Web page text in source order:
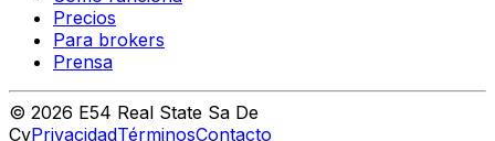
Precios
Para brokers
Prensa
© 2026 E54 Real State Sa De
CvPrivacidadTérminosContacto